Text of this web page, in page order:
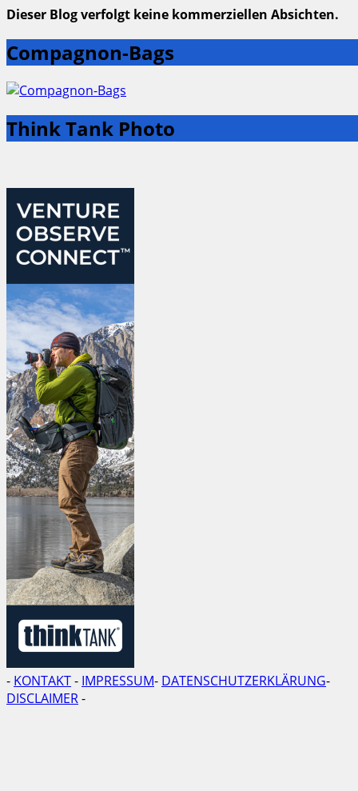
Dieser Blog verfolgt keine kommerziellen Absichten.
Compagnon-Bags
Think Tank Photo
- KONTAKT- IMPRESSUM- DATENSCHUTZERKLÄRUNG-
DISCLAIMER-